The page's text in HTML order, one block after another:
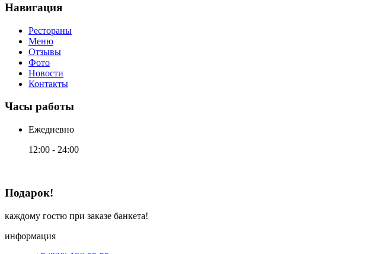
Навигация
Рестораны
Меню
Отзывы
Фото
Новости
Контакты
Часы работы
Ежедневно
12:00 - 24:00
Подарок!
каждому гостю при заказе банкета!
информация